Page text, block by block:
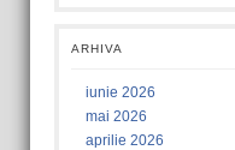
ARHIVA
iunie 2026
mai 2026
aprilie 2026